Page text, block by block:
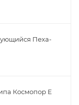
Пеха-
Космопор Е